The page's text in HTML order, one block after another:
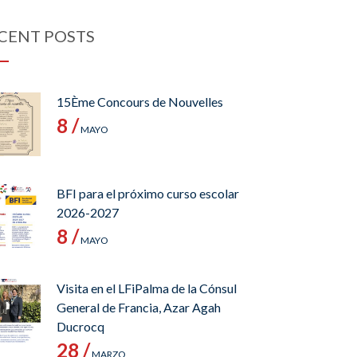
POSTS
15Ème Concours de Nouvelles
8 /MAYO
BFI para el próximo curso escolar
2026-2027
8 /MAYO
Visita en el LFiPalma de la Cónsul
General de Francia, Azar Agah
Ducrocq
28 /MARZO